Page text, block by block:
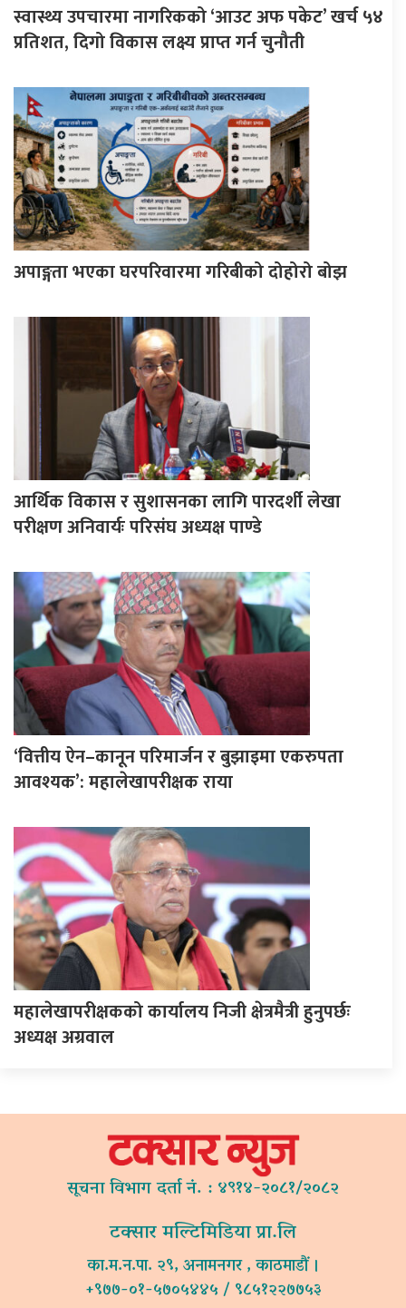
स्वास्थ्य उपचारमा नागरिकको ‘आउट अफ पकेट’ खर्च ५४
प्रतिशत, दिगो विकास लक्ष्य प्राप्त गर्न चुनौती
अपाङ्गता भएका घरपरिवारमा गरिबीको दोहोरो बोझ
आर्थिक विकास र सुशासनका लागि पारदर्शी लेखा
परीक्षण अनिवार्यः परिसंघ अध्यक्ष पाण्डे
‘वित्तीय ऐन–कानून परिमार्जन र बुझाइमा एकरुपता
आवश्यक’: महालेखापरीक्षक राया
महालेखापरीक्षकको कार्यालय निजी क्षेत्रमैत्री हुनुपर्छः
अध्यक्ष अग्रवाल
सूचना विभाग दर्ता नं. : ४९१४-२०८१/२०८२
टक्सार मल्टिमिडिया प्रा.लि
का.म.न.पा. २९, अनामनगर , काठमाडौं ।
+९७७-०१-५७०५४४५ / ९८५१२२७७५३